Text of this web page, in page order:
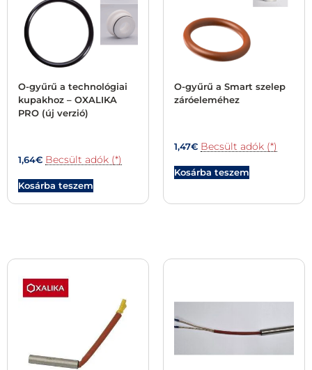
O-gyűrű a technológiai
kupakhoz – OXALIKA
PRO (új verzió)
1,64€ Becsült adók (*)
Kosárba teszem
O-gyűrű a Smart szelep
záróeleméhez
1,47€ Becsült adók (*)
Kosárba teszem